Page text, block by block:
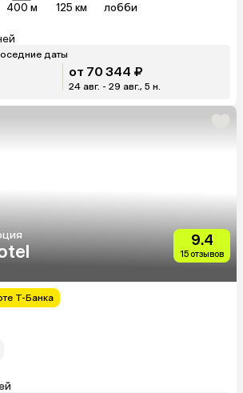
400 м 125 км лобби
даты
от 70 344 ₽
24 авг. - 29 авг., 5 н.
9.4
15 отзывов
Т-Банка